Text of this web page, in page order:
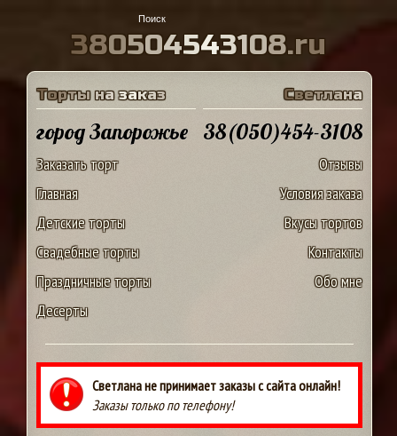
380504543108.ru
Торты на заказ
город Запорожье
Заказать торт
Главная
Детские торты
Свадебные торты
Праздничные торты
Десерты
Светлана
38(050)454-3108
Отзывы
Условия заказа
Вкусы тортов
Контакты
Обо мне
Светлана не принимает заказы с сайта онлайн!
Заказы только по телефону!